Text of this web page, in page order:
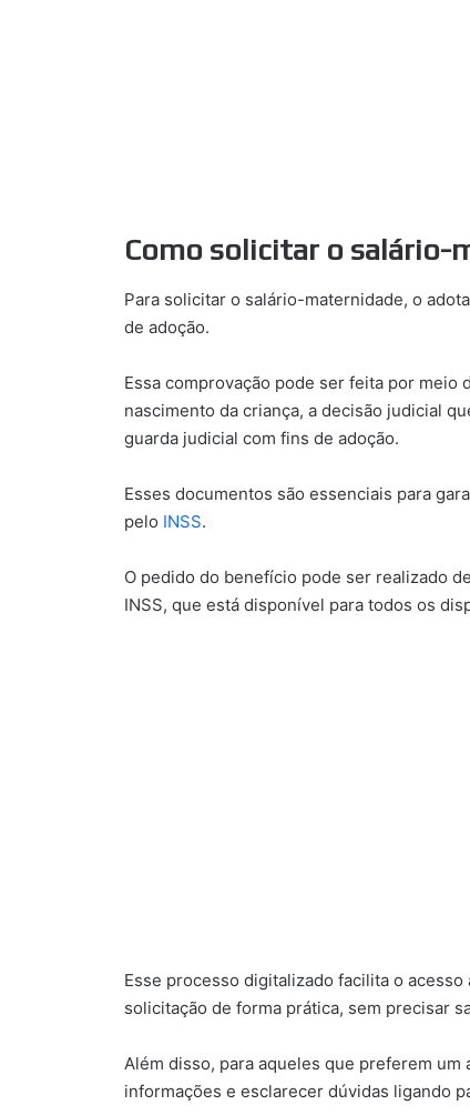
Como solicitar o salário-
Para solicitar o salário-maternidade, o
de adoção.
Essa comprovação pode ser feita por meio
nascimento da criança, a decisão judicial
guarda judicial com fins de adoção.
Esses documentos são essenciais para
pelo INSS.
O pedido do benefício pode ser realizado
INSS, que está disponível para todos os
Esse processo digitalizado facilita o
solicitação de forma prática, sem precisar
Além disso, para aqueles que preferem
informações e esclarecer dúvidas ligando